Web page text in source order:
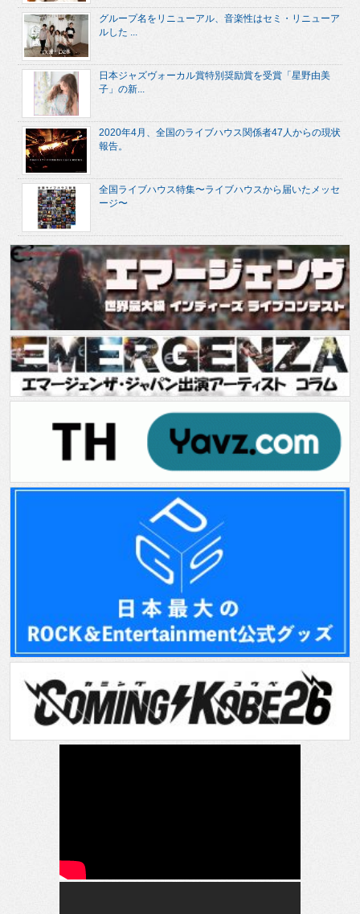
グループ名をリニューアル、音楽性はセミ・リニューア
ルした ...
日本ジャズヴォーカル賞特別奨励賞を受賞「星野由美
子」の新...
2020年4月、全国のライブハウス関係者47人からの現状
報告。
全国ライブハウス特集〜ライブハウスから届いたメッセ
ージ〜